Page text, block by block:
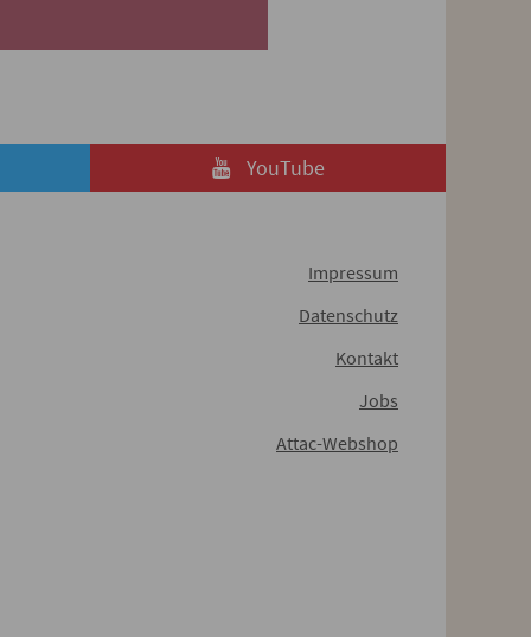
YouTube
Impressum
Datenschutz
Kontakt
Jobs
Attac-Webshop